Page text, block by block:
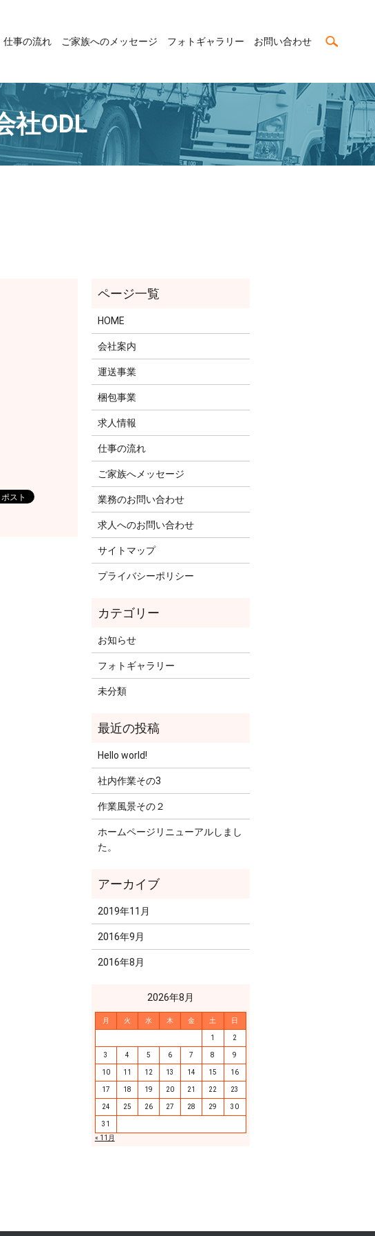
仕事の流れ ご家族へのメッセージ フォトギャラリー お問い合わせ
社ODL
HOME
会社案内
運送事業
梱包事業
求人情報
仕事の流れ
ご家族へメッセージ
業務のお問い合わせ
求人へのお問い合わせ
サイトマップ
プライバシーポリシー
お知らせ
フォトギャラリー
未分類
Hello world!
社内作業その3
作業風景その２
ホームページリニューアルしまし
た。
2019年11月
2016年9月
2016年8月
2026年8月
月 火 水 木 金 土 日
1 2
3 4 5 6 7 8 9
10 11 12 13 14 15 16
17 18 19 20 21 22 23
24 25 26 27 28 29 30
31
« 11月